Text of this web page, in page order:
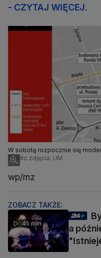
- CZYTAJ WIĘCEJ.
W sobotę rozpocznie się
Źródło zdjęcia: UM
wp/mz
ZOBACZ TAKŻE:
45 min
a